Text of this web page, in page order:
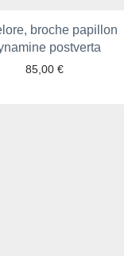
broche papillon
postverta
85,00 €
aux favoris